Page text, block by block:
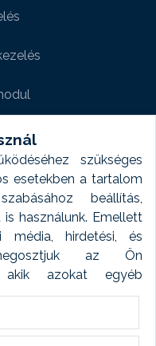
szükséges
esetekben a tartalom
beállítás,
használunk. Emellett
média, hirdetési, és
az Ön
akik azokat egyéb
A sütik
végzünk és
töröljük. A
modul